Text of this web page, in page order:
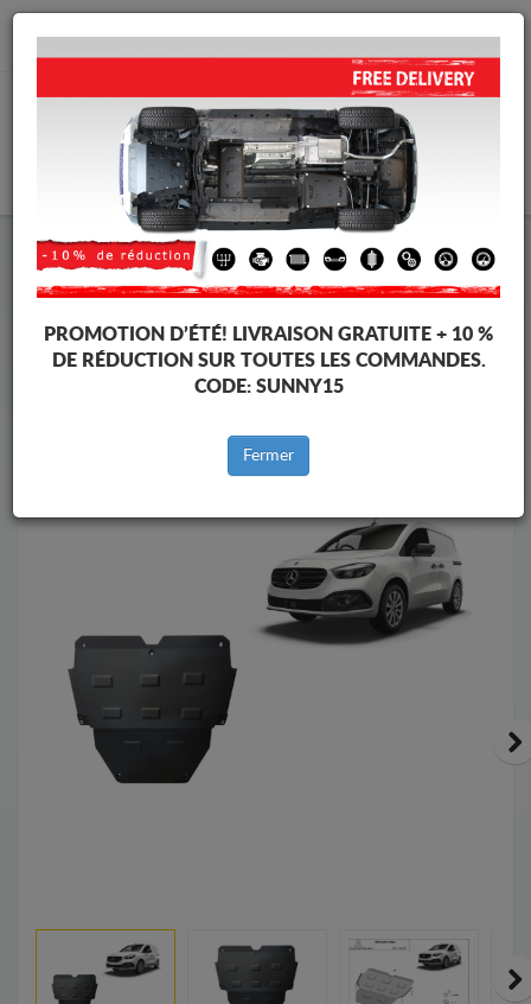
info@cachesousmoteur.fr
Cache Sous Moteur Mercedes
Cache Sous Moteur Mercedes Citan
Marques
PROMOTION D’ÉTÉ! LIVRAISON GRATUITE + 10 %
DE RÉDUCTION SUR TOUTES LES COMMANDES.
CODE: SUNNY15
Fermer